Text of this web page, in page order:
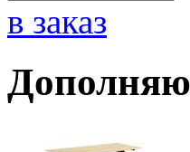
в заказ